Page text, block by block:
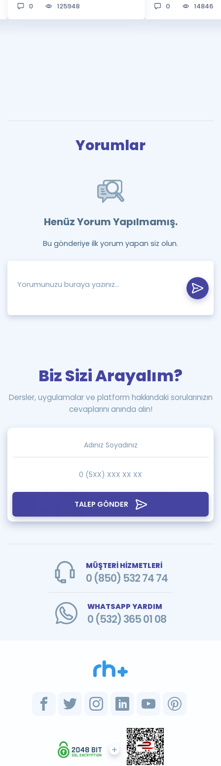
0 125948 0 14846
Yorumlar
Henüz Yorum Yapılmamış.
Bu gönderiye ilk yorum yapan siz olun.
TALEP GÖNDER
Biz Sizi Arayalım?
Dersler, uygulamalar ve platform hakkındaki sorularınızın
cevaplarını anında alın!
MÜŞTERİ HİZMETLERİ
0 (850) 532 74 74
WHATSAPP YARDIM
0 (532) 365 01 08